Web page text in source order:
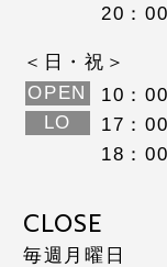
20：00
＜日・祝＞
OPEN
10：00
LO
17：00
18：00
CLOSE
毎週月曜日